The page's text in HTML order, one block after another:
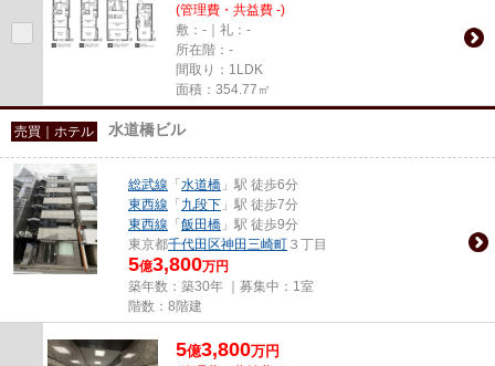
(管理費・共益費 -)
敷：-｜礼：-
所在階：-
間取り：1LDK
面積：354.77㎡
売買｜ホテル 水道橋ビル
総武線 「 水道橋 」駅 徒歩6分
東西線 「 九段下 」駅 徒歩7分
東西線 「 飯田橋 」駅 徒歩9分
東京都千代田区神田三崎町 ３丁目
5億3,800万円
築年数：築30年 ｜募集中： 1室
階数：8階建
5億3,800万円